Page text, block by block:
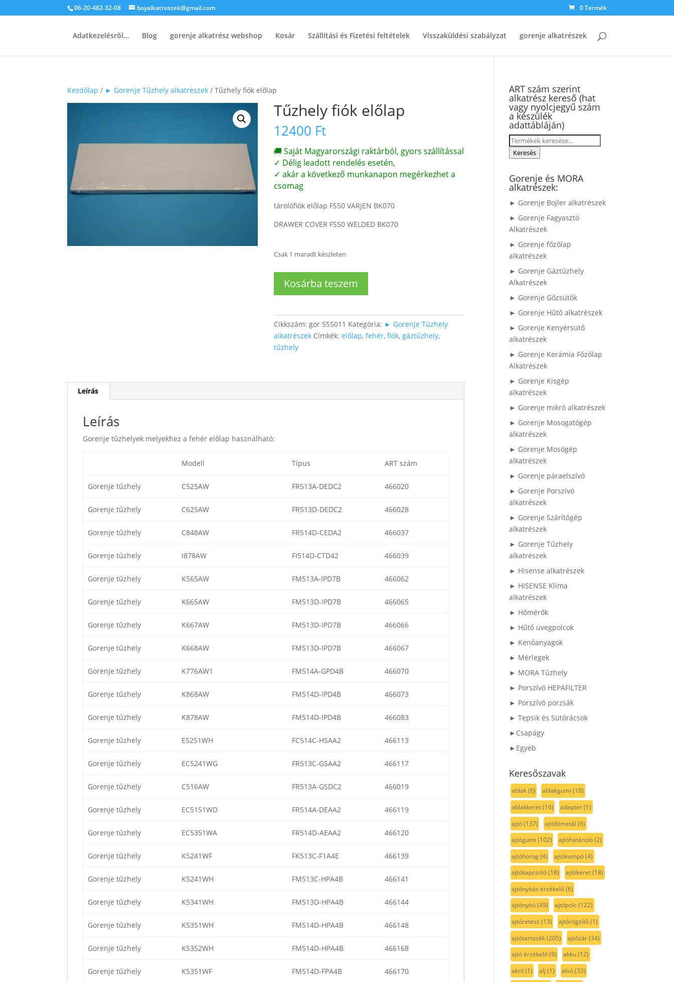
06-20-482-32-08 boyalkatreszek@gmail.com 0 Termék
Adatkezelésről… Blog gorenje alkatrész webshop Kosár Szállítási és Fizetési feltételek Visszaküldési szabályzat gorenje alkatrészek
Kezdőlap / ► Gorenje Tűzhely alkatrészek / Tűzhely fiók előlap
Tűzhely fiók előlap
12400 Ft
🚚 Saját Magyarországi raktárból, gyors szállítással
✓ Délig leadott rendelés esetén,
✓ akár a következő munkanapon megérkezhet a
csomag
tárolófiók előlap FS50 VARJEN BK070
DRAWER COVER FS50 WELDED BK070
Csak 1 maradt készleten
fiókKosárba teszem
Cikkszám:gor 555011 Kategória: ► Gorenje Tűzhely
alkatrészek Címkék:előlap,fehér,fiók,gáztűzhely,
tűzhely
Leírás
Leírás
Gorenje tűzhelyek melyekhez a fehér előlap használható:
Modell Típus ART szám
Gorenje tűzhely C525AW FR513A-DEDC2 466020
Gorenje tűzhely C625AW FR513D-DEDC2 466028
Gorenje tűzhely C848AW FR514D-CEDA2 466037
Gorenje tűzhely I878AW FI514D-CTD42 466039
Gorenje tűzhely K565AW FM513A-IPD7B 466062
Gorenje tűzhely K665AW FM513D-IPD7B 466065
Gorenje tűzhely K667AW FM513D-IPD7B 466066
Gorenje tűzhely K668AW FM513D-IPD7B 466067
Gorenje tűzhely K776AW1 FM514A-GPD4B 466070
Gorenje tűzhely K868AW FM514D-IPD4B 466073
Gorenje tűzhely K878AW FM514D-IPD4B 466083
Gorenje tűzhely E5251WH FC514C-HSAA2 466113
Gorenje tűzhely EC5241WG FR513C-GSAA2 466117
Gorenje tűzhely C516AW FR513A-GSDC2 466019
Gorenje tűzhely EC5151WD FR514A-DEAA2 466119
Gorenje tűzhely EC5351WA FR514D-AEAA2 466120
Gorenje tűzhely K5241WF FK513C-F1A4E 466139
Gorenje tűzhely K5241WH FM513C-HPA4B 466141
Gorenje tűzhely K5341WH FM513D-HPA4B 466144
Gorenje tűzhely K5351WH FM514D-HPA4B 466148
Gorenje tűzhely K5352WH FM514D-HPA4B 466168
Gorenje tűzhely K5351WF FM514D-FPA4B 466170
ART szám szerint
alkatrész kereső (hat
vagy nyolcjegyű szám
a készülék
adattábláján)
Keresés
a Keresés
Gorenje és MORA
alkatrészek:
► Gorenje Bojler alkatrészek
► Gorenje Fagyasztó
Alkatrészek
► Gorenje főzőlap
alkatrészek
► Gorenje Gáztűzhely
Alkatrészek
► Gorenje Gőzsütők
► Gorenje Hűtő alkatrészek
► Gorenje Kenyérsütő
alkatrészek
► Gorenje Kerámia Főzőlap
Alkatrészek
► Gorenje Kisgép
alkatrészek
► Gorenje mikró alkatrészek
► Gorenje Mosogatógép
alkatrészek
► Gorenje Mosógép
alkatrészek
► Gorenje páraelszívó
► Gorenje Porszívó
alkatrészek
► Gorenje Szárítógép
alkatrészek
► Gorenje Tűzhely
alkatrészek
► Hisense alkatrészek
► HISENSE Klíma
alkatrészek
► Hőmérők
► Hűtő üvegpolcok
► Kenőanyagok
► Mérlegek
► MORA Tűzhely
► Porszívó HEPAFILTER
► Porszívó porzsák
► Tepsik és Sütőrácsok
►Csapágy
►Egyéb
Keresőszavak
ablak(6) ablakgumi (18)
ablakkeret(16) adapter(1)
ajtó(137) ajtóbimetál (6)
ajtógumi (102) ajtóhatároló(2)
ajtóhorog(4) ajtókampó(4)
ajtókapcsoló(18) ajtókeret(18)
ajtónyitás érzékelő(6)
ajtónyitó(49) ajtópolc(122)
ajtóretesz (13) ajtórögzítő(1)
ajtótartozék(205) ajtózár(34)
ajtó érzékelő(9) akku(12)
akril (1) alj (1) alsó(33)